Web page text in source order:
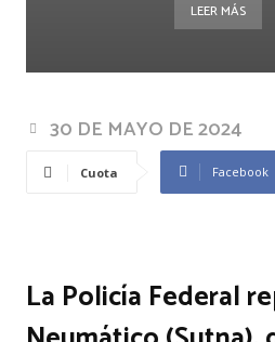
LEER MÁS
30 DE MAYO DE 2024
Cuota Facebook
La Policía Federal